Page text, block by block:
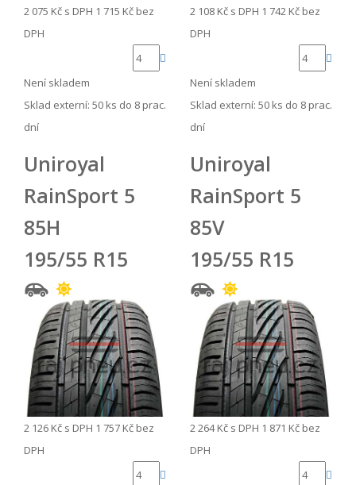
2 075 Kč s DPH 1 715 Kč bez
DPH
Není skladem
Sklad externí: 50 ks do 8 prac.
dní
2 108 Kč s DPH 1 742 Kč bez
DPH
Není skladem
Sklad externí: 50 ks do 8 prac.
dní
Uniroyal
RainSport 5
85H
195/55 R15
2 126 Kč s DPH 1 757 Kč bez
DPH
Uniroyal
RainSport 5
85V
195/55 R15
2 264 Kč s DPH 1 871 Kč bez
DPH